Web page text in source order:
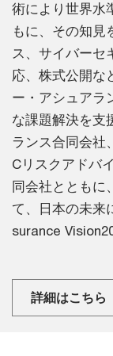
術により世界水
もに、その知見
ス、サイバーセ
応、株式公開な
ー・アシュアラ
な課題解決を支
ランス合同会社
Cリスクアドバ
同会社とともに
て、日本の未来
surance
詳細はこちら